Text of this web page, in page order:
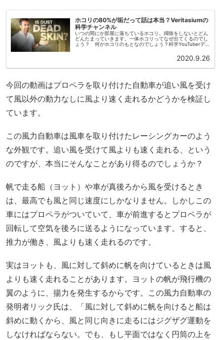
ホコリの80%が垢だって話は本当？Veritasiumの
科学チャンネル
いつの間にか部屋に落ちているホコリ。掃除をしないとどん
どんたまっていきます。一体ホコリってなぜ出てくるのでし
ょう？ 何がホコリのもとなのでしょう？科学YouTuberデ
2020.9.26
今回の動画はプロペラを取り付けた自動車が追い風を受け
て風以外の動力なしに風より速く走れるかどうかを検証し
ています。
この風力自動車は風車を取り付けたレーシングカーのよう
な外観です。追い風を受けて風よりも速く走れる、という
のですが、本当にそんなことがあり得るのでしょうか？
帆で走る船（ヨット）や車が真後ろから風を受けるとき
は、最高でも風と同じ速度にしかなりません。しかしこの
車にはプロペラがついていて、車が前進するとプロペラが
回転して空気を後ろに送るようになっています。すると、
推力が働き、風よりも速く走れるのです。
実はヨットも、風に対して斜めに帆を向けているときは風
よりも速く走れることがあります。ヨットの帆が飛行機の
翼のように、揚力を発生するからです。この風力自動車の
発明者リック氏は、「風に対して斜めに帆を向けると船は
斜めに動くから、風と同じ向きに走るにはジグザグ運動を
しなければならない。でも、もし平面ではなく円筒の上を